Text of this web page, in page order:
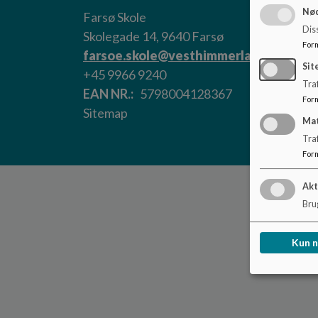
Farsø Skole
Skolegade 14, 9640 Farsø
farsoe.skole@vesthimmerland.dk
+45 9966 9240
EAN NR.
5798004128367
Sitemap
Kun